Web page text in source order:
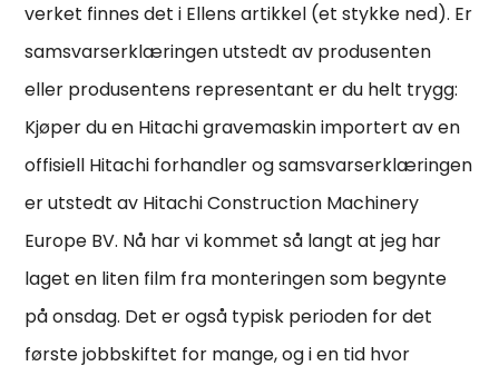
verket finnes det i Ellens artikkel (et stykke ned). Er
samsvarserklæringen utstedt av produsenten
eller produsentens representant er du helt trygg:
Kjøper du en Hitachi gravemaskin importert av en
offisiell Hitachi forhandler og samsvarserklæringen
er utstedt av Hitachi Construction Machinery
Europe BV. Nå har vi kommet så langt at jeg har
laget en liten film fra monteringen som begynte
på onsdag. Det er også typisk perioden for det
første jobbskiftet for mange, og i en tid hvor